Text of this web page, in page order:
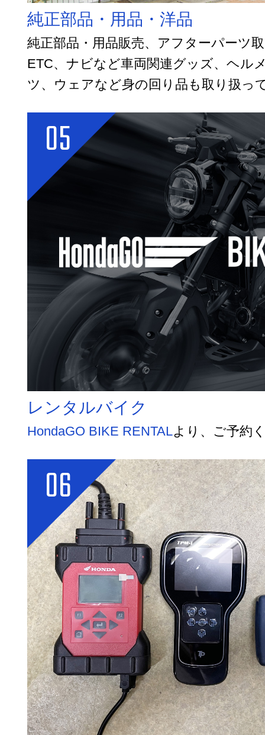
純正部品・用品・洋品
純正部品・用品販売、アフターパーツ
ETC、ナビなど車両関連グッズ、ヘル
ツ、ウェアなど身の回り品も取り扱っ
05
レンタルバイク
HondaGO BIKE RENTALより、ご予約
06